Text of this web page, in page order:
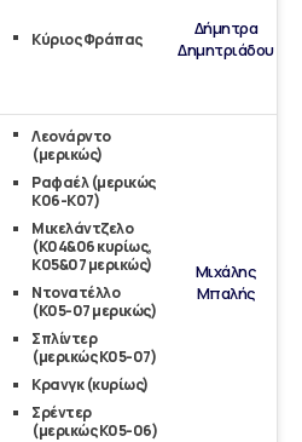
Κύριος Φράπας
Δήμητρα
Δημητριάδου
Λεονάρντο
(μερικώς)
Ραφαέλ (μερικώς
Κ06-Κ07)
Μικελάντζελο
(Κ04&06 κυρίως,
Κ05&07 μερικώς)
Ντονατέλλο
(Κ05-07 μερικώς)
Σπλίντερ
(μερικώς Κ05-07)
Κρανγκ (κυρίως)
Σρέντερ
(μερικώς Κ05-06)
Μιχάλης
Μπαλής